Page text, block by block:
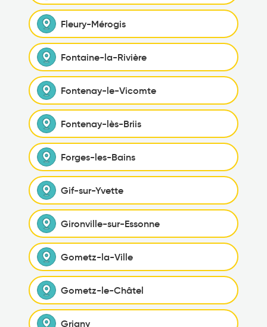
Fleury-Mérogis
Fontaine-la-Rivière
Fontenay-le-Vicomte
Fontenay-lès-Briis
Forges-les-Bains
Gif-sur-Yvette
Gironville-sur-Essonne
Gometz-la-Ville
Gometz-le-Châtel
Grigny